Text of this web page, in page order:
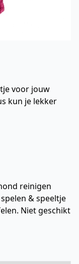
voor jouw
kun je lekker
reinigen
& speeltje
Niet geschikt